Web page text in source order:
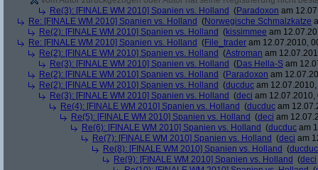
Re(3): [FINALE WM 2010] Spanien vs. Holland (Paradoxon am
Re: [FINALE WM 2010] Spanien vs. Holland (Norwegische Schmalzkatze
Re(2): [FINALE WM 2010] Spanien vs. Holland (kissimmee am
Re: [FINALE WM 2010] Spanien vs. Holland (File_trader am 12.07.2010,
Re(2): [FINALE WM 2010] Spanien vs. Holland (Astroman am
Re(3): [FINALE WM 2010] Spanien vs. Holland (Das Hella-S am
Re(2): [FINALE WM 2010] Spanien vs. Holland (Paradoxon am
Re(2): [FINALE WM 2010] Spanien vs. Holland (ducduc am
Re(3): [FINALE WM 2010] Spanien vs. Holland (deci am 12.07.2010,
Re(4): [FINALE WM 2010] Spanien vs. Holland (ducduc am
Re(5): [FINALE WM 2010] Spanien vs. Holland (deci am
Re(6): [FINALE WM 2010] Spanien vs. Holland (ducduc am
Re(7): [FINALE WM 2010] Spanien vs. Holland (deci am
Re(8): [FINALE WM 2010] Spanien vs. Holland (ducduc
Re(9): [FINALE WM 2010] Spanien vs. Holland (deci